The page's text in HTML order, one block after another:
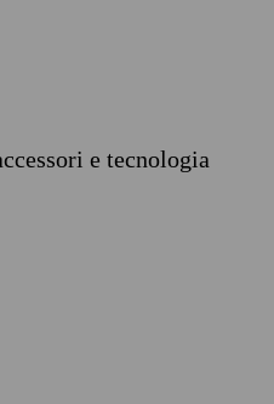
e tecnologia